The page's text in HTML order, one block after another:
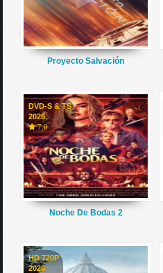
Proyecto Salvación
DVD-S & TS
2026
7,0
Noche De Bodas 2
HD 720P
2026